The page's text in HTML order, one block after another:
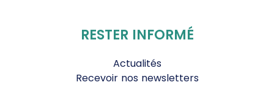
RESTER INFORMÉ
Actualités
Recevoir nos newsletters